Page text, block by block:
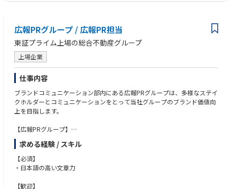
【求める人物】
・リーダーシップを発揮し、部門を牽引できる方
・経営的視点を持ち、全社最適を考えられる方
広報PRグループ / 広報PR担当
東証プライム上場の総合不動産グループ
上場企業
仕事内容
ブランドコミュニケーション部内にある広報PRグループは、多様なステイ
クホルダーとコミュニケーションをとって当社グループのブランド価値向
上を目指します。
【広報PRグループ】
・プレスリリース配信
・記者レク・記者会見・発表イベントの開催
・取材獲得・取材対応
・危機管理広報
・メディアをはじめ、行政機関や地域の皆様との関係構築
求める経験 / スキル
【必須】
・日本語の高い文章力
【歓迎】